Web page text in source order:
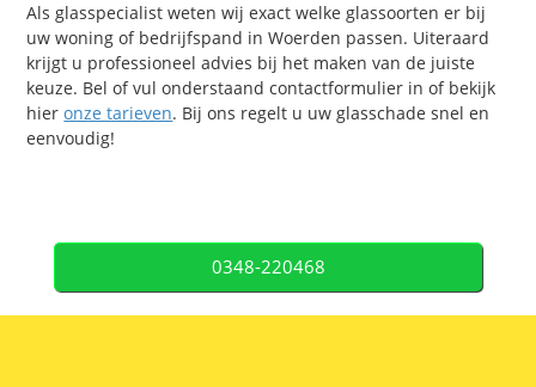
Als glasspecialist weten wij exact welke glassoorten er bij
uw woning of bedrijfspand in Woerden passen. Uiteraard
krijgt u professioneel advies bij het maken van de juiste
keuze. Bel of vul onderstaand contactformulier in of bekijk
hieronze tarieven. Bij ons regelt u uw glasschade snel en
eenvoudig!
0348-220468